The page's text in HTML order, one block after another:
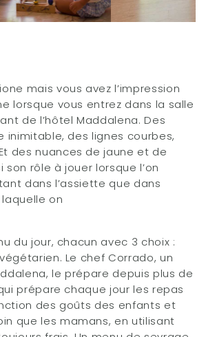
mais vous avez l’impression
lorsque vous entrez dans la salle
de l’hôtel Maddalena. Des
inimitable, des lignes courbes,
des nuances de jaune et de
son rôle à jouer lorsque l’on
dans l’assiette que dans
on
du jour, chacun avec 3 choix :
Le chef Corrado, un
le prépare depuis plus de
prépare chaque jour les repas
des goûts des enfants et
que les mamans, en utilisant